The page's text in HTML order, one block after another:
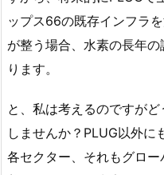
ップス66の既存インフラ
が整う場合、水素の長年
ります。
と、私は考えるのですが
しませんか？PLUG以外に
各セクター、それもグロ